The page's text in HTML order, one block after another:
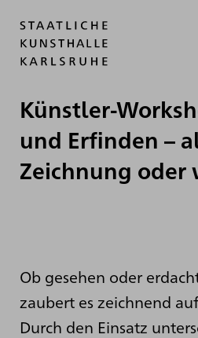
Künstler-
und Erfinden –
Zeichnung oder
Ob gesehen oder
zaubert es zeichnend
Durch den Einsatz